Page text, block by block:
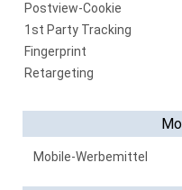
Postview-Cookie
1st Party Tracking
Fingerprint
Retargeting
Mobile-Werbemittel